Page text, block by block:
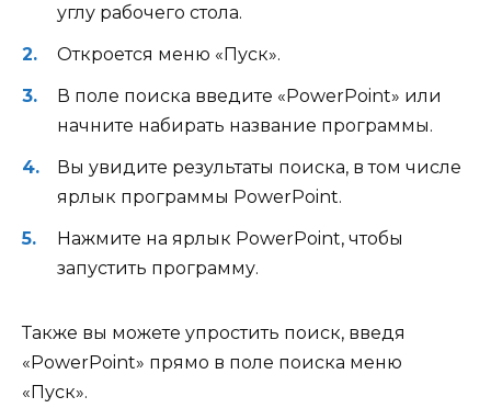
углу рабочего стола.
Откроется меню «Пуск».
В поле поиска введите «PowerPoint» или
начните набирать название программы.
Вы увидите результаты поиска, в том числе
ярлык программы PowerPoint.
Нажмите на ярлык PowerPoint, чтобы
запустить программу.
Также вы можете упростить поиск, введя
«PowerPoint» прямо в поле поиска меню
«Пуск».